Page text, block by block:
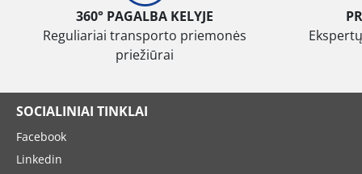
sustiprintomis
sienelėmis (0)
Padanga
sienelėmis (1)
Daugiau
parinkčių
360° PAGALBA KELYJE
Reguliariai transporto priemonės
priežiūrai
SOCIALINIAI TINKLAI
Facebook
Linkedin